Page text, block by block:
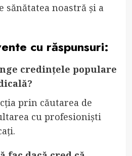
sănătatea noastră și a
cu răspunsuri:
credințele populare
prin căutarea de
cu profesioniști